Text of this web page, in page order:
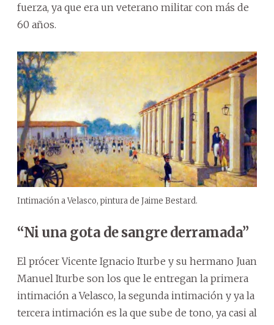
fuerza, ya que era un veterano militar con más de
60 años.
Intimación a Velasco, pintura de Jaime Bestard.
“Ni una gota de sangre derramada”
El prócer Vicente Ignacio Iturbe y su hermano Juan
Manuel Iturbe son los que le entregan la primera
intimación a Velasco, la segunda intimación y ya la
tercera intimación es la que sube de tono, ya casi al